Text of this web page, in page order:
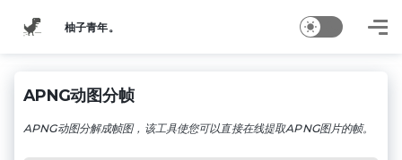
柚子青年。
APNG动图分帧
APNG动图分解成帧图，该工具使您可以直接在线提取APNG图片的帧。